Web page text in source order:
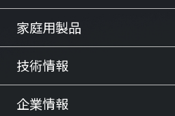
家庭用製品
技術情報
企業情報